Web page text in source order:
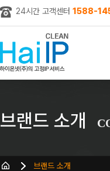
24시간 고객센터 1588-
브랜드 소개
브랜드 소개